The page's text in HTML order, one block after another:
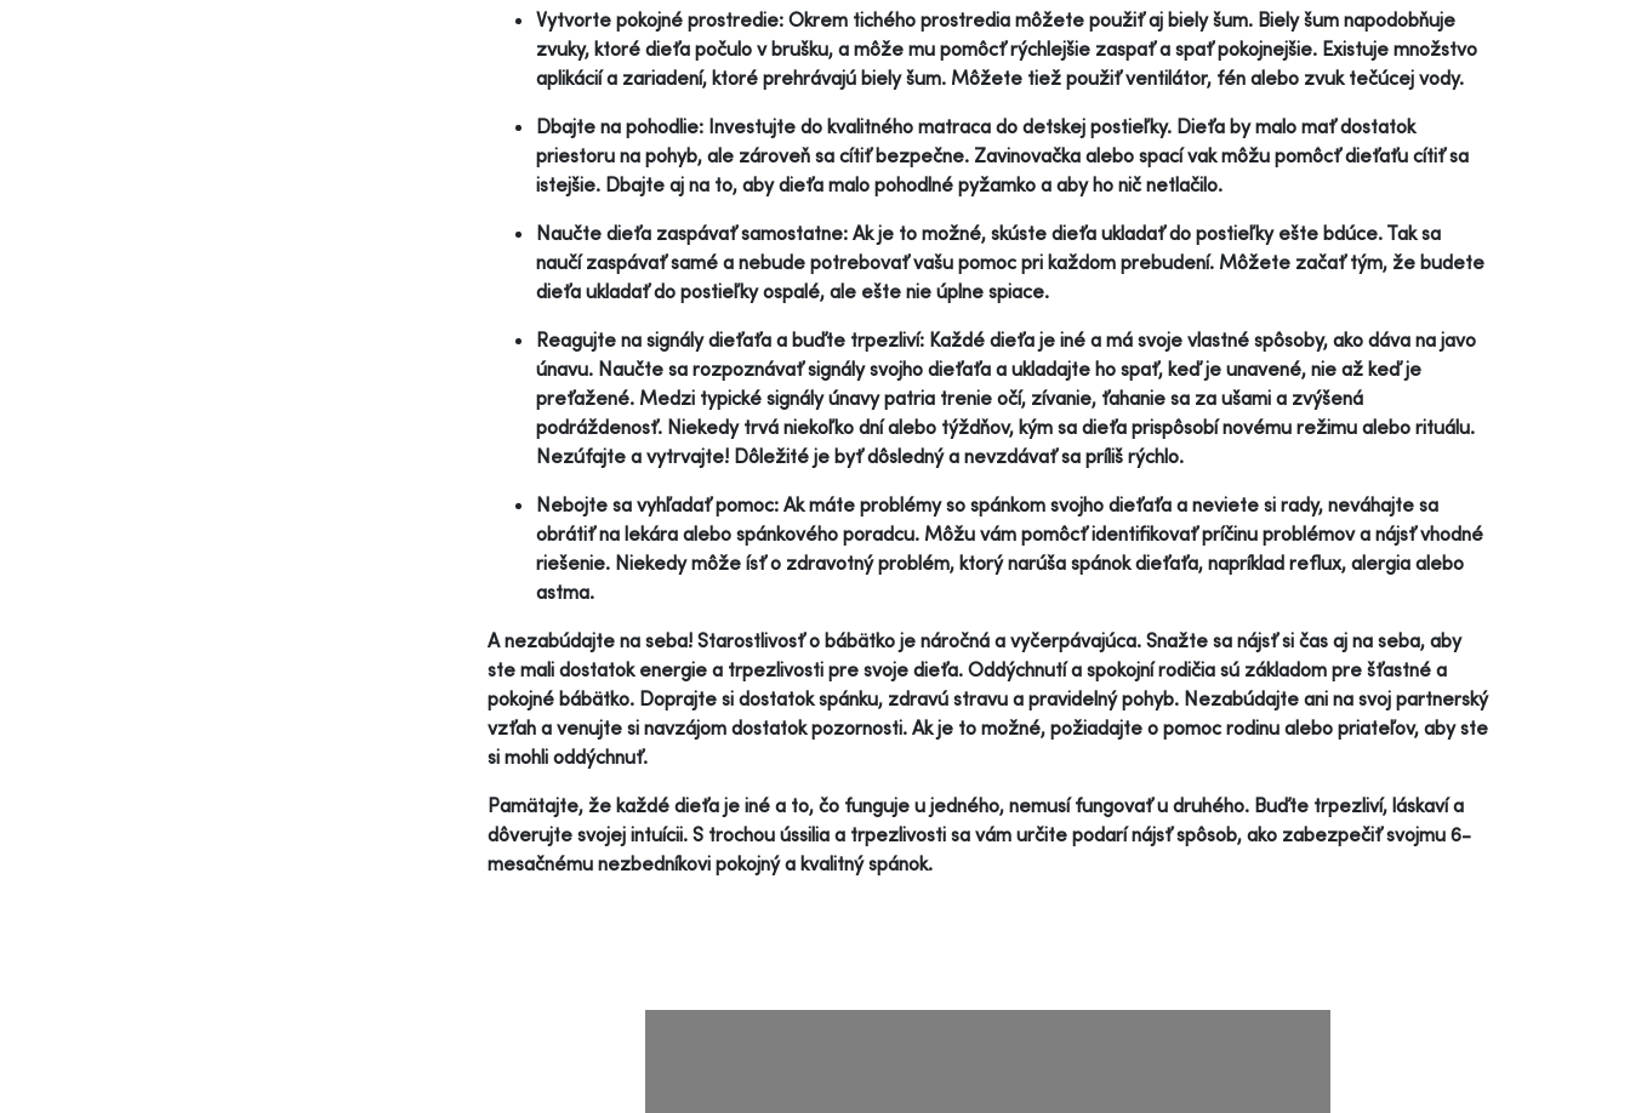
Vytvorte pokojné prostredie: Okrem tichého prostredia môžete použiť aj biely šum. Biely šum napodobňuje
zvuky, ktoré dieťa počulo v brušku, a môže mu pomôcť rýchlejšie zaspať a spať pokojnejšie. Existuje množstvo
aplikácií a zariadení, ktoré prehrávajú biely šum. Môžete tiež použiť ventilátor, fén alebo zvuk tečúcej vody.
Dbajte na pohodlie: Investujte do kvalitného matraca do detskej postieľky. Dieťa by malo mať dostatok
priestoru na pohyb, ale zároveň sa cítiť bezpečne. Zavinovačka alebo spací vak môžu pomôcť dieťaťu cítiť sa
istejšie. Dbajte aj na to, aby dieťa malo pohodlné pyžamko a aby ho nič netlačilo.
Naučte dieťa zaspávať samostatne: Ak je to možné, skúste dieťa ukladať do postieľky ešte bdúce. Tak sa
naučí zaspávať samé a nebude potrebovať vašu pomoc pri každom prebudení. Môžete začať tým, že budete
dieťa ukladať do postieľky ospalé, ale ešte nie úplne spiace.
Reagujte na signály dieťaťa a buďte trpezliví: Každé dieťa je iné a má svoje vlastné spôsoby, ako dáva na javo
únavu. Naučte sa rozpoznávať signály svojho dieťaťa a ukladajte ho spať, keď je unavené, nie až keď je
preťažené. Medzi typické signály únavy patria trenie očí, zívanie, ťahanie sa za ušami a zvýšená
podráždenosť. Niekedy trvá niekoľko dní alebo týždňov, kým sa dieťa prispôsobí novému režimu alebo rituálu.
Nezúfajte a vytrvajte! Dôležité je byť dôsledný a nevzdávať sa príliš rýchlo.
Nebojte sa vyhľadať pomoc: Ak máte problémy so spánkom svojho dieťaťa a neviete si rady, neváhajte sa
obrátiť na lekára alebo spánkového poradcu. Môžu vám pomôcť identifikovať príčinu problémov a nájsť vhodné
riešenie. Niekedy môže ísť o zdravotný problém, ktorý narúša spánok dieťaťa, napríklad reflux, alergia alebo
astma.
A nezabúdajte na seba! Starostlivosť o bábätko je náročná a vyčerpávajúca. Snažte sa nájsť si čas aj na seba, aby
ste mali dostatok energie a trpezlivosti pre svoje dieťa. Oddýchnutí a spokojní rodičia sú základom pre šťastné a
pokojné bábätko. Doprajte si dostatok spánku, zdravú stravu a pravidelný pohyb. Nezabúdajte ani na svoj partnerský
vzťah a venujte si navzájom dostatok pozornosti. Ak je to možné, požiadajte o pomoc rodinu alebo priateľov, aby ste
si mohli oddýchnuť.
Pamätajte, že každé dieťa je iné a to, čo funguje u jedného, nemusí fungovať u druhého. Buďte trpezliví, láskaví a
dôverujte svojej intuícii. S trochou ússilia a trpezlivosti sa vám určite podarí nájsť spôsob, ako zabezpečiť svojmu 6-
mesačnému nezbedníkovi pokojný a kvalitný spánok.